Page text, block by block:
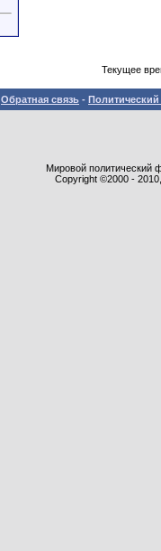
Текущее
Обратная связь -
Мировой политический
Copyright ©2000 -